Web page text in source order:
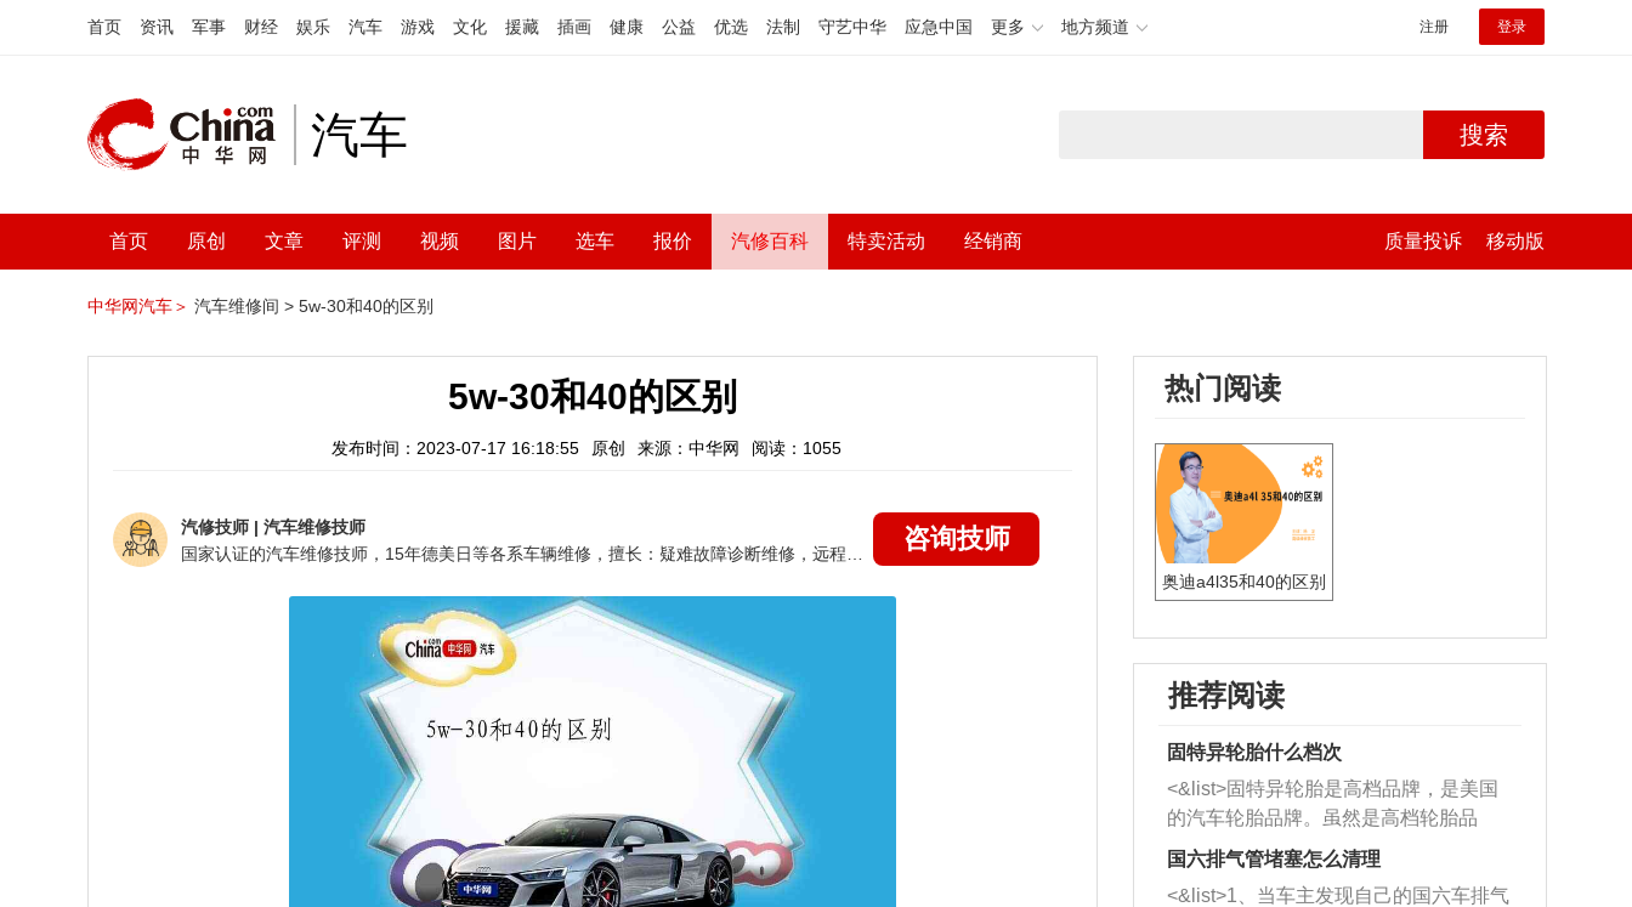
首页 资讯 军事 财经 娱乐 汽车 游戏 文化 援藏 插画 健康 公益 优选 法制 守艺中华 应急中国 更多 地方频道 注册 登录
汽车 搜索
首页 原创 文章 评测 视频 图片 选车 报价 汽修百科 特卖活动 经销商 质量投诉 移动版
中华网汽车＞ 汽车维修间 > 5w-30和40的区别
5w-30和40的区别
发布时间：2023-07-17 16:18:55 原创 来源：中华网 阅读：1055
汽修技师 | 汽车维修技师
咨询技师
热门阅读
奥迪a4l35和40的区别
推荐阅读
固特异轮胎什么档次
<&list>固特异轮胎是高档品牌，是美国
的汽车轮胎品牌。虽然是高档轮胎品
牌，但是中高低端的轮胎都有生产，这
也是为了更好的开拓市场。
国六排气管堵塞怎么清理
<&list>1、当车主发现自己的国六车排气